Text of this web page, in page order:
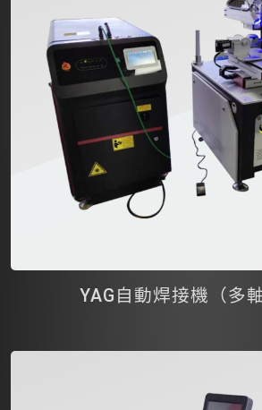
YAG自動焊接機（多